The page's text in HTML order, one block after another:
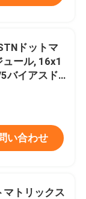
ドットマ
ュール, 16x1
バイアスド
い合わせ
トリックス